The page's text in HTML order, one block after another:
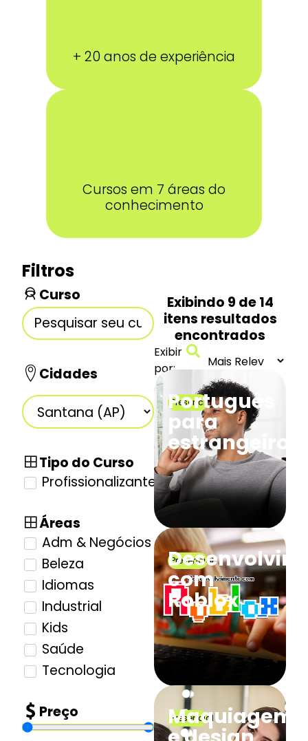
+ 20 anos de experiência
Cursos em 7 áreas do
conhecimento
Filtros
Curso
Cidades
Tipo do Curso
Profissionalizante
Áreas
Adm & Negócios
Beleza
Idiomas
Industrial
Kids
Saúde
Tecnologia
Preço
Exibindo 9 de14
itens resultados
encontrados
Exibir
por:
Presencial
Português
para
estrangeiros
Presencial
com
Roblox
Presencial
Maquiagem